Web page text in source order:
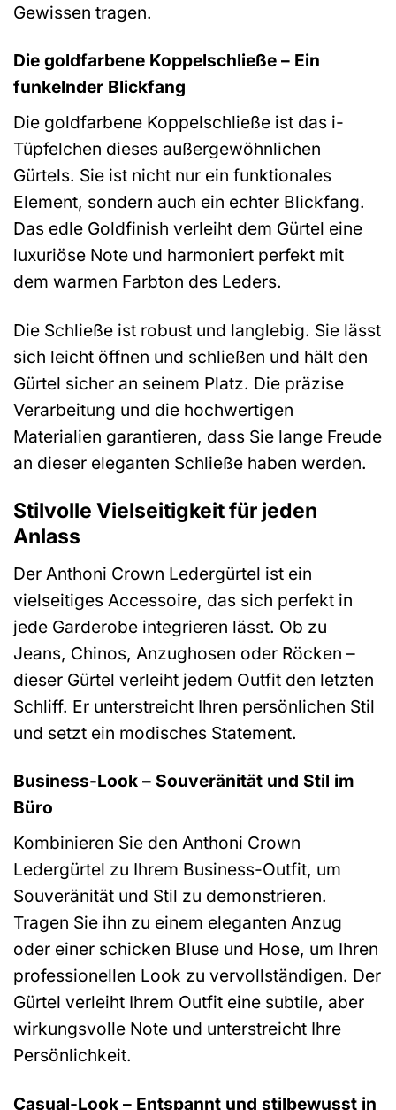
Gewissen tragen.
Die goldfarbene Koppelschließe – Ein
funkelnder Blickfang
Die goldfarbene Koppelschließe ist das i-
Tüpfelchen dieses außergewöhnlichen
Gürtels. Sie ist nicht nur ein funktionales
Element, sondern auch ein echter Blickfang.
Das edle Goldfinish verleiht dem Gürtel eine
luxuriöse Note und harmoniert perfekt mit
dem warmen Farbton des Leders.
Die Schließe ist robust und langlebig. Sie lässt
sich leicht öffnen und schließen und hält den
Gürtel sicher an seinem Platz. Die präzise
Verarbeitung und die hochwertigen
Materialien garantieren, dass Sie lange Freude
an dieser eleganten Schließe haben werden.
Stilvolle Vielseitigkeit für jeden
Anlass
Der Anthoni Crown Ledergürtel ist ein
vielseitiges Accessoire, das sich perfekt in
jede Garderobe integrieren lässt. Ob zu
Jeans, Chinos, Anzughosen oder Röcken –
dieser Gürtel verleiht jedem Outfit den letzten
Schliff. Er unterstreicht Ihren persönlichen Stil
und setzt ein modisches Statement.
Business-Look – Souveränität und Stil im
Büro
Kombinieren Sie den Anthoni Crown
Ledergürtel zu Ihrem Business-Outfit, um
Souveränität und Stil zu demonstrieren.
Tragen Sie ihn zu einem eleganten Anzug
oder einer schicken Bluse und Hose, um Ihren
professionellen Look zu vervollständigen. Der
Gürtel verleiht Ihrem Outfit eine subtile, aber
wirkungsvolle Note und unterstreicht Ihre
Persönlichkeit.
Casual-Look – Entspannt und stilbewusst in